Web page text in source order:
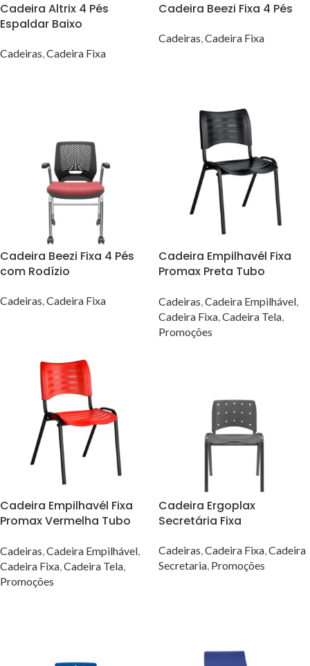
Cadeira Altrix 4 Pés
Espaldar Baixo
Cadeiras,Cadeira Fixa
Cadeira Beezi Fixa 4 Pés
Cadeiras,Cadeira Fixa
Cadeira Beezi Fixa 4 Pés
com Rodízio
Cadeiras,Cadeira Fixa
Cadeira Empilhavél Fixa
Promax Preta Tubo
Cadeiras,Cadeira Empilhável,
Cadeira Fixa,Cadeira Tela,
Promoções
Cadeira Empilhavél Fixa
Promax Vermelha Tubo
Cadeiras,Cadeira Empilhável,
Cadeira Fixa,Cadeira Tela,
Promoções
Cadeira Ergoplax
Secretária Fixa
Cadeiras,Cadeira Fixa,Cadeira
Secretaria, Promoções